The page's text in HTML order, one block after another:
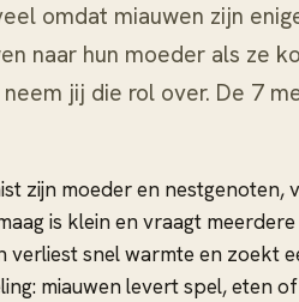
omdat miauwen zijn
naar hun moeder als ze
neem jij die rol over. De 7
zijn moeder en nestgenoten,
is klein en vraagt
verliest snel warmte en zoekt
miauwen levert spel, eten